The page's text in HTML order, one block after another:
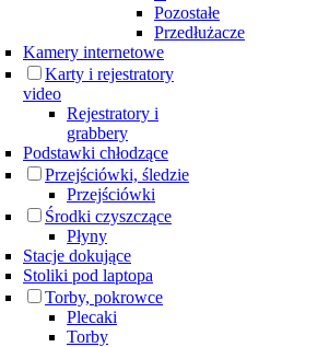
Pozostałe
Przedłużacze
Kamery internetowe
Karty i rejestratory
video
Rejestratory i
grabbery
Podstawki chłodzące
Przejściówki, śledzie
Przejściówki
Środki czyszczące
Płyny
Stacje dokujące
Stoliki pod laptopa
Torby, pokrowce
Plecaki
Torby